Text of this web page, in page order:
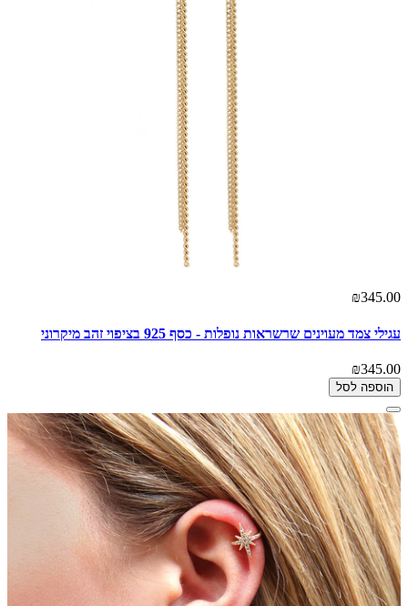
₪345.00
עגילי צמד מעוינים שרשראות נופלות - כסף 925 בציפוי זהב מיקרוני
₪345.00
הוספה לסל